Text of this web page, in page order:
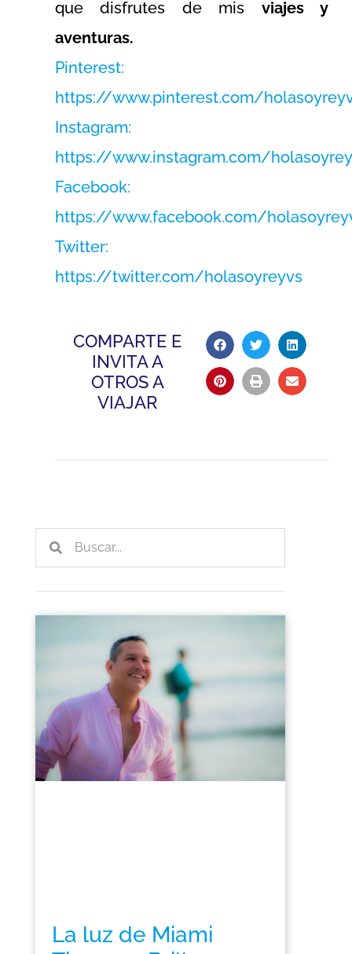
que disfrutes de mis viajes y
aventuras.
Pinterest:
https://www.pinterest.com/
Instagram:
https://www.instagram.com/
Facebook:
https://www.facebook.com/
Twitter:
https://twitter.com/holasoyreyvs
COMPARTE E
INVITA A
OTROS A
VIAJAR
La luz de Miami